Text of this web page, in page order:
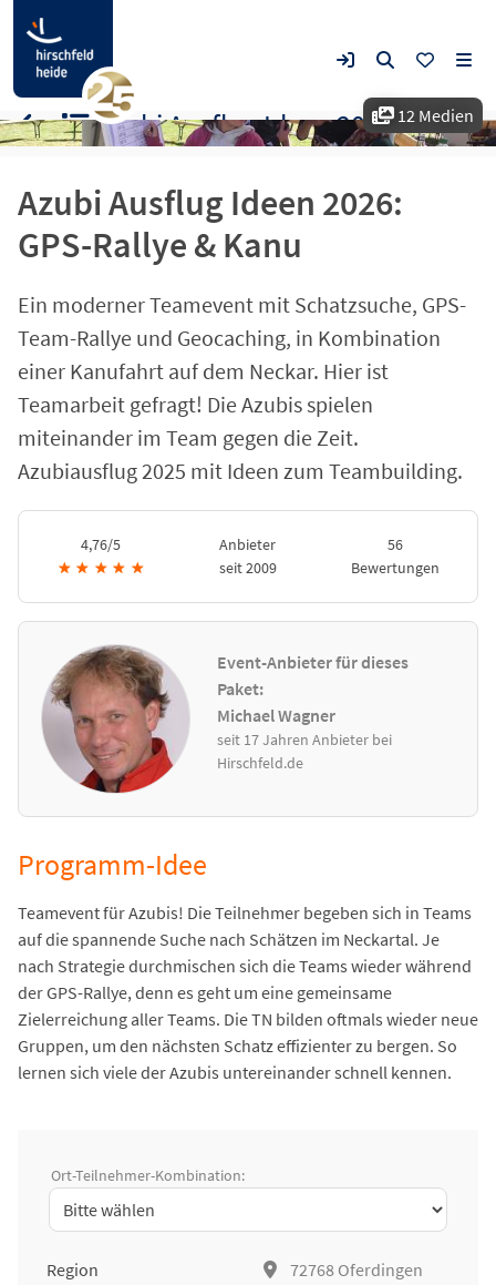
12 Medien
Azubi Ausflug Ideen 2026:
GPS-Rallye & Kanu
Ein moderner Teamevent mit Schatzsuche, GPS-
Team-Rallye und Geocaching, in Kombination
einer Kanufahrt auf dem Neckar. Hier ist
Teamarbeit gefragt! Die Azubis spielen
miteinander im Team gegen die Zeit.
Azubiausflug 2025 mit Ideen zum Teambuilding.
4,76/5
★ ★ ★ ★ ★
Anbieter
seit 2009
56
Bewertungen
Event-Anbieter für dieses
Paket:
Michael Wagner
seit 17 Jahren Anbieter bei
Hirschfeld.de
Azubi Ausflug Ideen 2026: GPS-Rallye & Kanu
Programm-Idee
Teamevent für Azubis! Die Teilnehmer begeben sich in Teams
auf die spannende Suche nach Schätzen im Neckartal. Je
nach Strategie durchmischen sich die Teams wieder während
der GPS-Rallye, denn es geht um eine gemeinsame
Zielerreichung aller Teams. Die TN bilden oftmals wieder neue
Gruppen, um den nächsten Schatz effizienter zu bergen. So
lernen sich viele der Azubis untereinander schnell kennen.
Ort-Teilnehmer-Kombination:
Region
72768 Oferdingen